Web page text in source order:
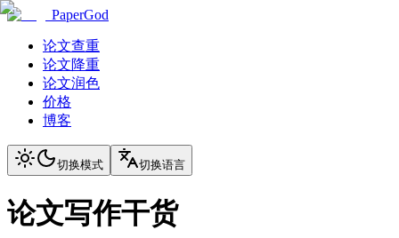
PaperGod
论文查重
论文降重
论文润色
价格
博客
切换模式 切换语言
论文写作干货